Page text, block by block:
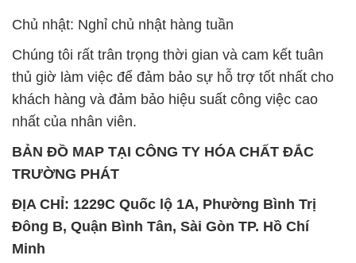
Chủ nhật: Nghỉ chủ nhật hàng tuần
Chúng tôi rất trân trọng thời gian và cam kết tuân
thủ giờ làm việc để đảm bảo sự hỗ trợ tốt nhất cho
khách hàng và đảm bảo hiệu suất công việc cao
nhất của nhân viên.
BẢN ĐỒ MAP TẠI CÔNG TY HÓA CHẤT ĐẮC
TRƯỜNG PHÁT
ĐỊA CHỈ: 1229C Quốc lộ 1A, Phường Bình Trị
Đông B, Quận Bình Tân, Sài Gòn TP. Hồ Chí
Minh